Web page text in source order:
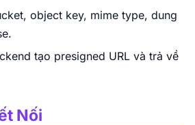
object key, mime type, dung
tạo presigned URL và trả về
Nối